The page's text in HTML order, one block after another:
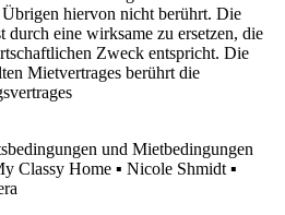
hiervon nicht berührt. Die
durch eine wirksame zu ersetzen, die
Zweck entspricht. Die
Mietvertrages berührt die
und Mietbedingungen
Classy Home ▪ Nicole Shmidt ▪